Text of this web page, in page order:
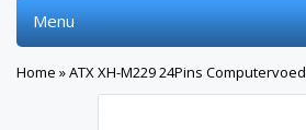
Menu
Home »ATX XH-M229 24Pins